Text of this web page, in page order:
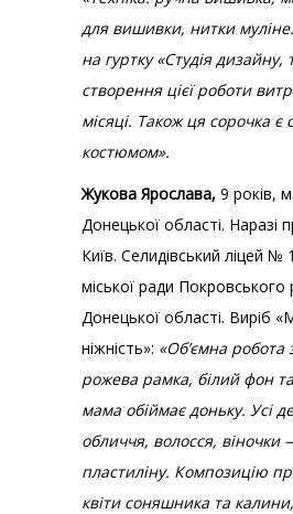
для вишивки, нитки
на гуртку «Студія
створення цієї роботи
місяці. Також ця сорочка є
костюмом».
Жукова Ярослава, 9 років,
Донецької області. Наразі
Київ. Селидівський ліцей №
міської ради Покровського
Донецької області. Виріб
ніжність»: «Об’ємна робота
рожева рамка, білий фон
мама обіймає доньку. Усі
обличчя, волосся, віночки
пластиліну. Композицію
квіти соняшника та